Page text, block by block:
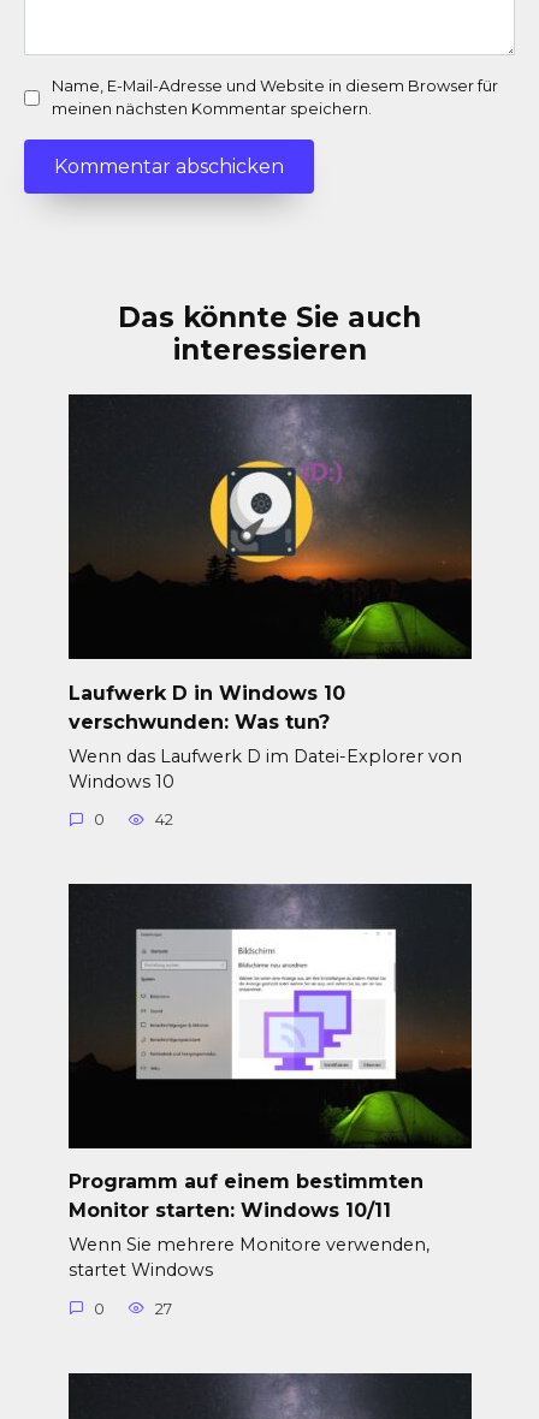
Name, E-Mail-Adresse und Website in diesem Browser für
meinen nächsten Kommentar speichern.
Das könnte Sie auch
interessieren
Laufwerk D in Windows 10
verschwunden: Was tun?
Wenn das Laufwerk D im Datei-Explorer von
Windows 10
0 42
Programm auf einem bestimmten
Monitor starten: Windows 10/11
Wenn Sie mehrere Monitore verwenden,
startet Windows
0 27